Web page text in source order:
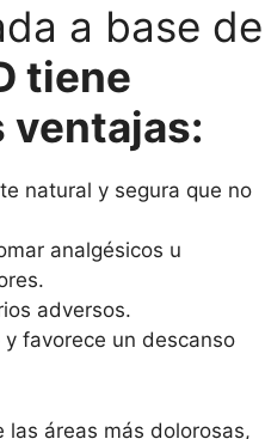
a base de
tiene
ventajas:
natural y segura que no
analgésicos u
adversos.
favorece un descanso
áreas más dolorosas,